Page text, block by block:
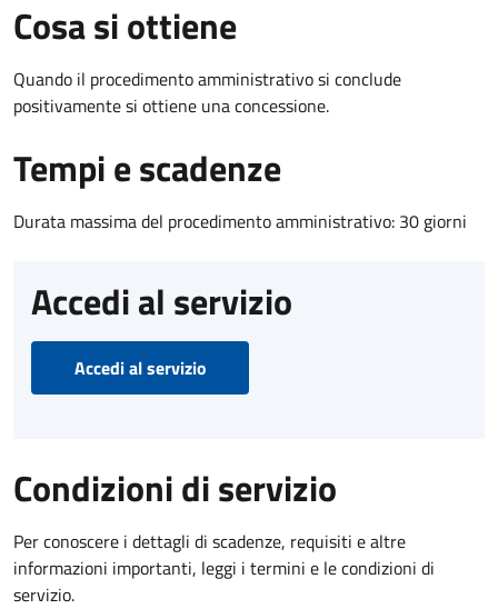
Cosa si ottiene
Quando il procedimento amministrativo si conclude
positivamente si ottiene una concessione.
Tempi e scadenze
Durata massima del procedimento amministrativo: 30 giorni
Accedi al servizio
Accedi al servizio
Condizioni di servizio
Per conoscere i dettagli di scadenze, requisiti e altre
informazioni importanti, leggi i termini e le condizioni di
servizio.